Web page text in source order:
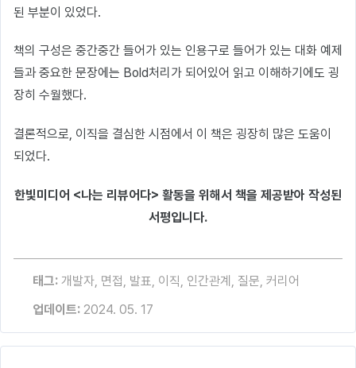
된 부분이 있었다.
책의 구성은 중간중간 들어가 있는 인용구로 들어가 있는 대화 예제
들과 중요한 문장에는 Bold처리가 되어있어 읽고 이해하기에도 굉
장히 수월했다.
결론적으로, 이직을 결심한 시점에서 이 책은 굉장히 많은 도움이
되었다.
한빛미디어 <나는 리뷰어다> 활동을 위해서 책을 제공받아 작성된
서평입니다.
태그: 개발자 면접 발표 이직 인간관계 질문 커리어
업데이트: 2024. 05. 17